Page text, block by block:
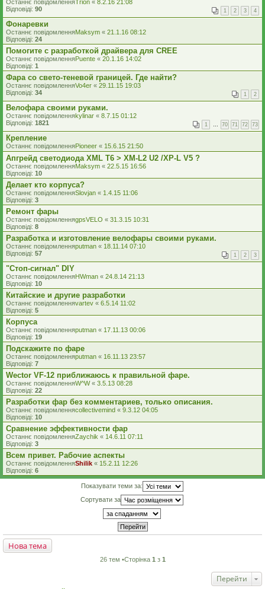
Останнє повідомленняTrion « 8.2.16 21:08
Відповіді: 90 1 2 3 4
Фонаревки
Останнє повідомленняMaksym « 21.1.16 08:12
Відповіді: 24
Помогите с разработкой драйвера для CREE
Останнє повідомленняPuente « 20.1.16 14:02
Відповіді: 1
Фара со свето-теневой границей. Где найти?
Останнє повідомленняVo4er « 29.11.15 19:03
Відповіді: 34 1 2
Велофара своими руками.
Останнє повідомленняkylinar « 8.7.15 01:12
Відповіді: 1821 1 … 70 71 72 73
Крепление
Останнє повідомленняPioneer « 15.6.15 21:50
Апгрейд светодиода XML T6 > XM-L2 U2 /XP-L V5 ?
Останнє повідомленняMaksym « 22.5.15 16:56
Відповіді: 10
Делает кто корпуса?
Останнє повідомленняSlovjan « 1.4.15 11:06
Відповіді: 3
Ремонт фары
Останнє повідомленняgpsVELO « 31.3.15 10:31
Відповіді: 8
Разработка и изготовление велофары своими руками.
Останнє повідомленняputman « 18.11.14 07:10
Відповіді: 57 1 2 3
"Стоп-сигнал" DIY
Останнє повідомленняHWman « 24.8.14 21:13
Відповіді: 10
Китайские и другие разработки
Останнє повідомленняvartev « 6.5.14 11:02
Відповіді: 5
Корпуса
Останнє повідомленняputman « 17.11.13 00:06
Відповіді: 19
Подскажите по фаре
Останнє повідомленняputman « 16.11.13 23:57
Відповіді: 7
Wector VF-12 приближаюсь к правильной фаре.
Останнє повідомленняW^W« 3.5.13 08:28
Відповіді: 22
Разработки фар без комментариев, только описания.
Останнє повідомленняcollectivemind « 9.3.12 04:05
Відповіді: 10
Сравнение эффективности фар
Останнє повідомленняZaychik « 14.6.11 07:11
Відповіді: 3
Всем привет. Рабочие аспекты
Останнє повідомленняShilik « 15.2.11 12:26
Відповіді: 6
Показувати теми за:
Сортувати за
Нова тема
26 тем •Сторінка 1 з 1
Перейти